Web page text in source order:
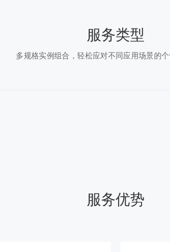
服务类型
多规格实例组合，轻松应对不同应用场景的
服务优势